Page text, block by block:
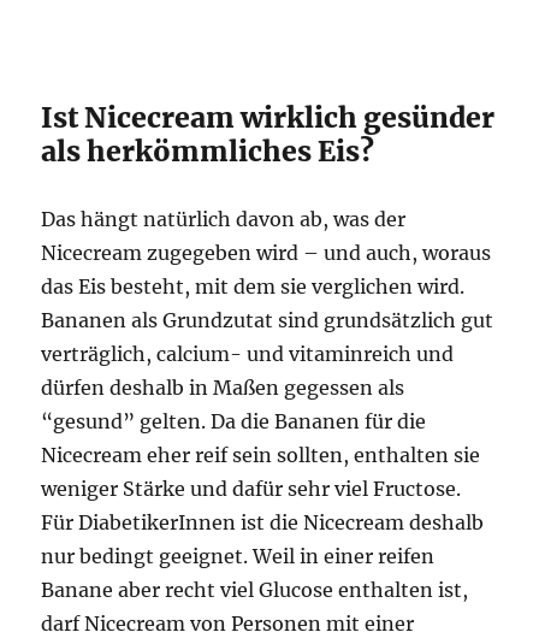
Ist Nicecream wirklich gesünder
als herkömmliches Eis?
Das hängt natürlich davon ab, was der
Nicecream zugegeben wird – und auch, woraus
das Eis besteht, mit dem sie verglichen wird.
Bananen als Grundzutat sind grundsätzlich gut
verträglich, calcium- und vitaminreich und
dürfen deshalb in Maßen gegessen als
“gesund” gelten. Da die Bananen für die
Nicecream eher reif sein sollten, enthalten sie
weniger Stärke und dafür sehr viel Fructose.
Für DiabetikerInnen ist die Nicecream deshalb
nur bedingt geeignet. Weil in einer reifen
Banane aber recht viel Glucose enthalten ist,
darf Nicecream von Personen mit einer